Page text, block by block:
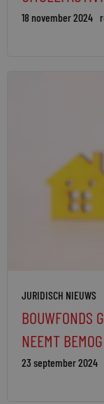
18 november 2024
JURIDISCH NIEUWS
BOUWFONDS
NEEMT
23 september 2024